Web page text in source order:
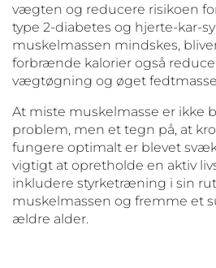
vægten og reducere risikoen
type 2-diabetes og hjerte-kar-
muskelmassen mindskes,
forbrænde kalorier også
vægtøgning og øget
At miste muskelmasse er ikke
problem, men et tegn på, at
fungere optimalt er blevet
vigtigt at opretholde en aktiv
inkludere styrketræning i sin
muskelmassen og fremme et
ældre alder.